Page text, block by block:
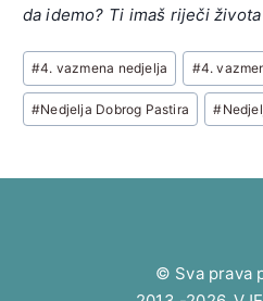
da idemo? Ti imaš riječi
Post
Tags:
#4. vazmena nedjelja #4.
#Nedjelja Dobrog Pastira #
© Sva prava